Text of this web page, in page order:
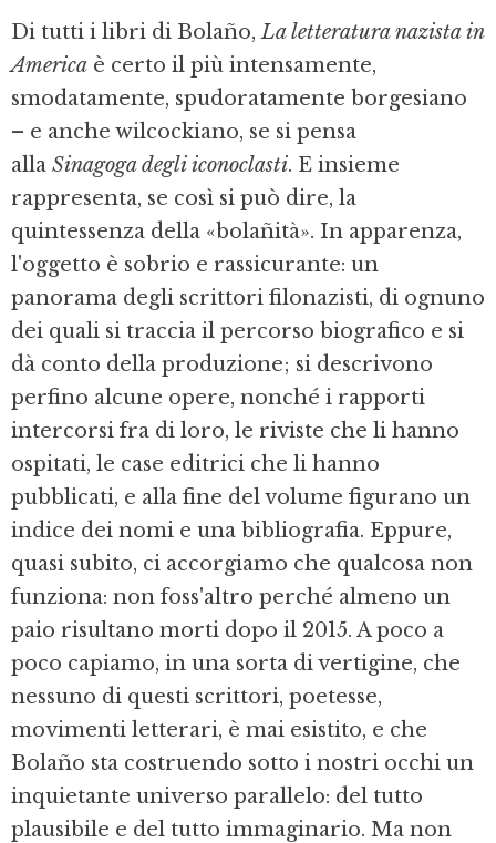
Di tutti i libri di Bolaño,La letteratura nazista in
America è certo il più intensamente,
smodatamente, spudoratamente borgesiano
– e anche wilcockiano, se si pensa
alla Sinagoga degli iconoclasti. E insieme
rappresenta, se così si può dire, la
quintessenza della «bolañità». In apparenza,
l'oggetto è sobrio e rassicurante: un
panorama degli scrittori filonazisti, di ognuno
dei quali si traccia il percorso biografico e si
dà conto della produzione; si descrivono
perfino alcune opere, nonché i rapporti
intercorsi fra di loro, le riviste che li hanno
ospitati, le case editrici che li hanno
pubblicati, e alla fine del volume figurano un
indice dei nomi e una bibliografia. Eppure,
quasi subito, ci accorgiamo che qualcosa non
funziona: non foss'altro perché almeno un
paio risultano morti dopo il 2015. A poco a
poco capiamo, in una sorta di vertigine, che
nessuno di questi scrittori, poetesse,
movimenti letterari, è mai esistito, e che
Bolaño sta costruendo sotto i nostri occhi un
inquietante universo parallelo: del tutto
plausibile e del tutto immaginario. Ma non